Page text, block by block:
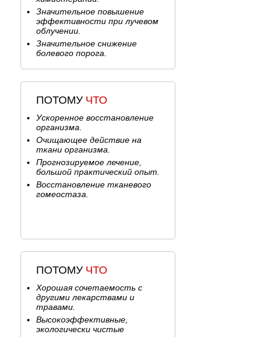
Меланома кожи >>>
ЗЛОКАЧЕСТВЕННЫЕ
ЛИМФОПРОЛИФЕРАТИВНЫЕ
ЗАБОЛЕВАНИЯ
Лимфогранулематоз (болезнь
Ходжкина) >>>
Неходжкинские лимфомы >>>
Болезнь Бенье-Бека-Шауманна
ОПУХОЛИ ОРГАНОВ МОЧЕВЫВОДЯЩЕЙ
СИСТЕМЫ И МУЖСКИХ ПОЛОВЫХ
ОРГАНОВ
Рак почки >>>
Опухоли почечной лоханки и
мочеточника >>>
Рак мочевого пузыря >>>
ОПУХОЛИ ЖЕНСКИХ ПОЛОВЫХ
Рак вульвы >>>
Предопухолевые заболевания
шейки матки >>>
Рак шейки матки >>>
Рак эндометрия >>>
Саркома матки >>>
Значительное повышение
эффективности при лучевом
облучении.
Значительное снижение
болевого порога.
ПОТОМУ ЧТО
Ускоренное восстановление
организма.
Очищающее действие на
ткани организма.
Прогнозируемое лечение,
большой практический опыт.
Восстановление тканевого
гомеостаза.
ПОТОМУ ЧТО
Хорошая сочетаемость с
другими лекарствами и
травами.
Высокоэффективные,
экологически чистые